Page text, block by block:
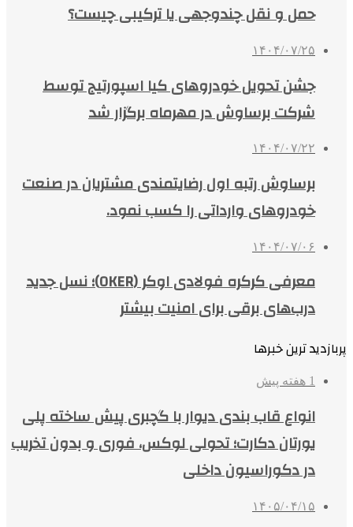
حمل و نقل چندوجهی یا ترکیبی چیست؟
۱۴۰۴/۰۷/۲۵
جشن تحویل خودروهای کیا اسپورتیج توسط
شرکت برساوش در مهرماه برگزار شد
۱۴۰۴/۰۷/۲۲
برساوش رتبه اول رضایتمندی مشتریان در صنعت
خودروهای وارداتی را کسب نمود.
۱۴۰۴/۰۷/۰۶
معرفی کرکره فولادی اوکر (OKER)؛ نسل جدید
درب‌های برقی برای امنیت بیشتر
پربازدید ترین خبرها
1 هفته پیش
انواع قاب بندی دیوار با گچبری پیش ساخته پلی
یورتان دکارت؛ تحولی لوکس، فوری و بدون تخریب
در دکوراسیون داخلی
۱۴۰۵/۰۴/۱۵